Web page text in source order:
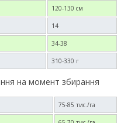
120-130 см
14
34-38
310-330 г
на момент збирання
75-85 тис./га